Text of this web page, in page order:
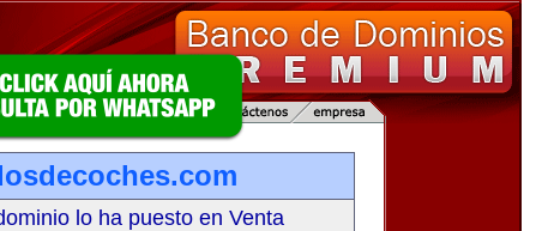
lo ha puesto en Venta